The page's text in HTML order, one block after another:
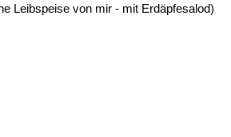
Leibspeise von mir - mit Erdäpfesalod)